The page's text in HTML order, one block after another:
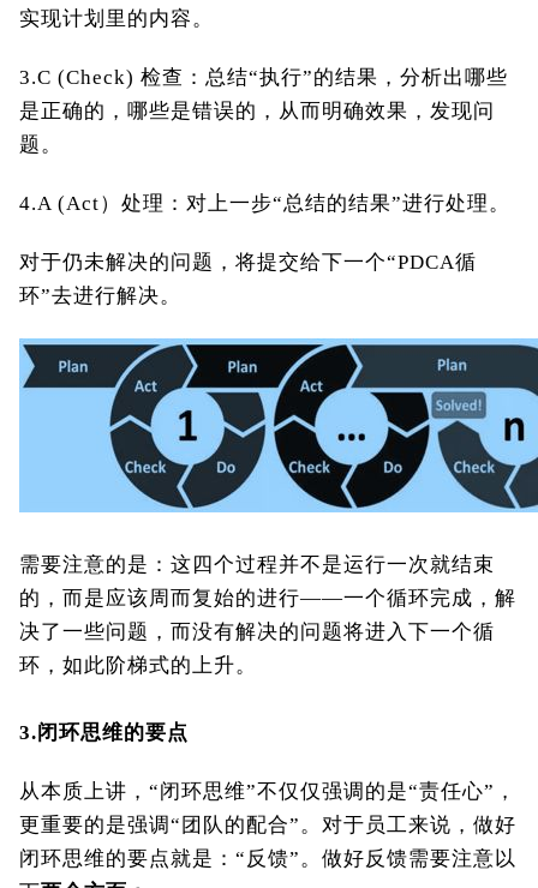
实现计划里的内容。
3.C (Check) 检查：总结“执行”的结果，分析出哪些
是正确的，哪些是错误的，从而明确效果，发现问
题。
4.A (Act）处理：对上一步“总结的结果”进行处理。
对于仍未解决的问题，将提交给下一个“PDCA循
环”去进行解决。
需要注意的是：这四个过程并不是运行一次就结束
的，而是应该周而复始的进行——一个循环完成，解
决了一些问题，而没有解决的问题将进入下一个循
环，如此阶梯式的上升。
3.闭环思维的要点
从本质上讲，“闭环思维”不仅仅强调的是“责任心”，
更重要的是强调“团队的配合”。对于员工来说，做好
闭环思维的要点就是：“反馈”。做好反馈需要注意以